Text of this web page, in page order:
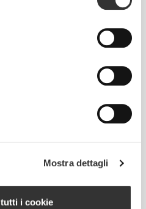
Mostra dettagli
i cookie
CHF 27.70 50%
Canottiera Out There
m - 5'9" | Taglia